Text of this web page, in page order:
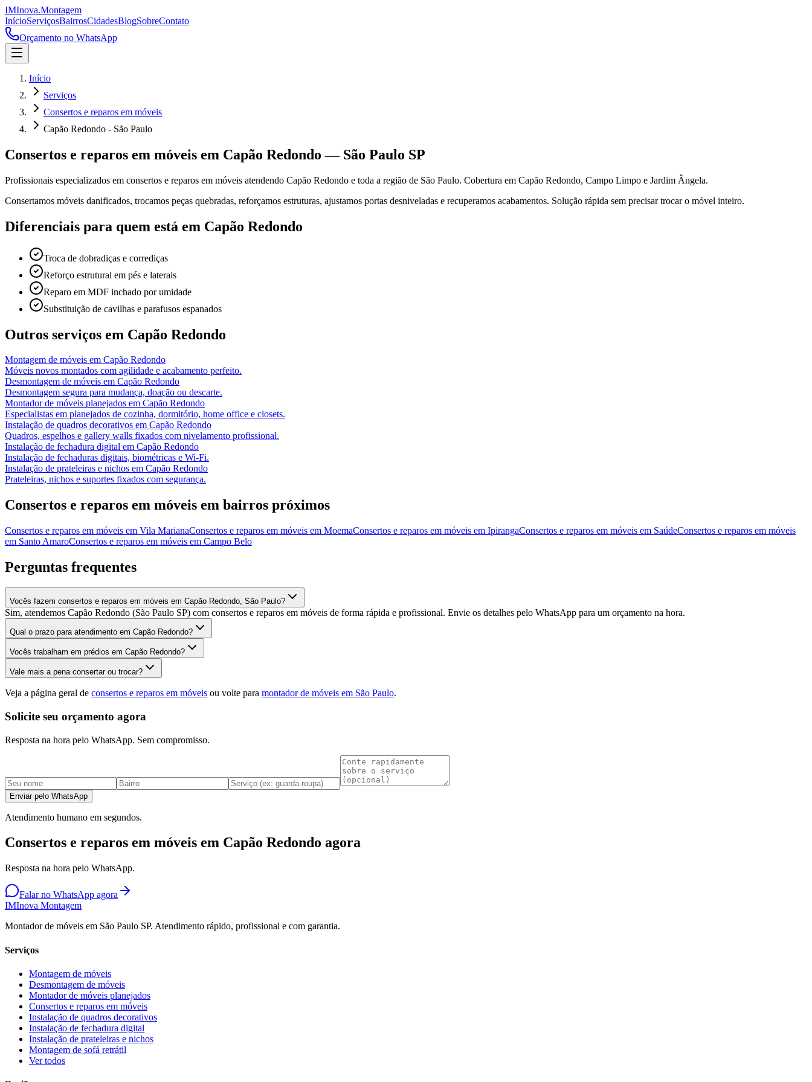
IMInova.Montagem
InícioServiçosBairrosCidadesBlogSobreContato
Orçamento no WhatsApp
Início
Serviços
Consertos e reparos em móveis
Capão Redondo - São Paulo
Consertos e reparos em móveis em Capão Redondo — São Paulo SP
Profissionais especializados em consertos e reparos em móveis atendendo Capão Redondo e toda a região de São Paulo. Cobertura em Capão Redondo, Campo Limpo e Jardim Ângela.
Consertamos móveis danificados, trocamos peças quebradas, reforçamos estruturas, ajustamos portas desniveladas e recuperamos acabamentos. Solução rápida sem precisar trocar o móvel inteiro.
Diferenciais para quem está em Capão Redondo
Troca de dobradiças e corrediças
Reforço estrutural em pés e laterais
Reparo em MDF inchado por umidade
Substituição de cavilhas e parafusos espanados
Outros serviços em Capão Redondo
Montagem de móveis em Capão Redondo
Móveis novos montados com agilidade e acabamento perfeito.
Desmontagem de móveis em Capão Redondo
Desmontagem segura para mudança, doação ou descarte.
Montador de móveis planejados em Capão Redondo
Especialistas em planejados de cozinha, dormitório, home office e closets.
Instalação de quadros decorativos em Capão Redondo
Quadros, espelhos e gallery walls fixados com nivelamento profissional.
Instalação de fechadura digital em Capão Redondo
Instalação de fechaduras digitais, biométricas e Wi-Fi.
Instalação de prateleiras e nichos em Capão Redondo
Prateleiras, nichos e suportes fixados com segurança.
Consertos e reparos em móveis em bairros próximos
Consertos e reparos em móveis em Vila MarianaConsertos e reparos em móveis em MoemaConsertos e reparos em móveis em IpirangaConsertos e reparos em móveis em SaúdeConsertos e reparos em móveis
em Santo AmaroConsertos e reparos em móveis em Campo Belo
Perguntas frequentes
Vocês fazem consertos e reparos em móveis em Capão Redondo, São Paulo?
Sim, atendemos Capão Redondo (São Paulo SP) com consertos e reparos em móveis de forma rápida e profissional. Envie os detalhes pelo WhatsApp para um orçamento na hora.
Qual o prazo para atendimento em Capão Redondo?
Vocês trabalham em prédios em Capão Redondo?
Vale mais a pena consertar ou trocar?
Veja a página geral de consertos e reparos em móveis ou volte para montador de móveis em São Paulo.
Solicite seu orçamento agora
Resposta na hora pelo WhatsApp. Sem compromisso.
Enviar pelo WhatsApp
Atendimento humano em segundos.
Consertos e reparos em móveis em Capão Redondo agora
Resposta na hora pelo WhatsApp.
Falar no WhatsApp agora
IMInova Montagem
Montador de móveis em São Paulo SP. Atendimento rápido, profissional e com garantia.
Serviços
Montagem de móveis
Desmontagem de móveis
Montador de móveis planejados
Consertos e reparos em móveis
Instalação de quadros decorativos
Instalação de fechadura digital
Instalação de prateleiras e nichos
Montagem de sofá retrátil
Ver todos